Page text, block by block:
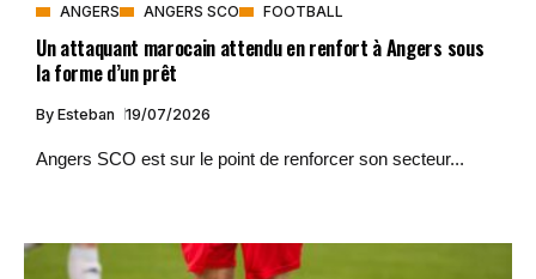
ANGERS ANGERS SCO FOOTBALL
Un attaquant marocain attendu en renfort à Angers sous
la forme d’un prêt
By Esteban 19/07/2026
Angers SCO est sur le point de renforcer son secteur...